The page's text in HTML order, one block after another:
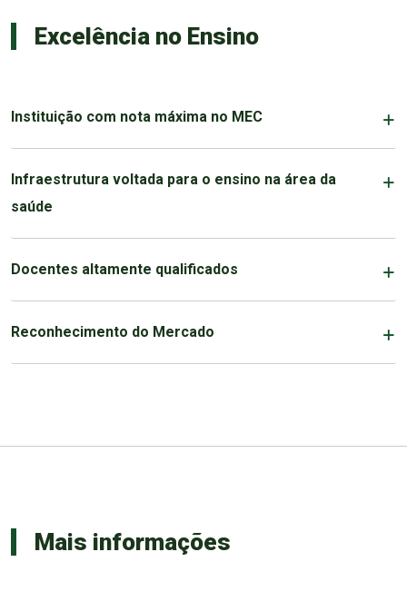
Excelência no Ensino
Instituição com nota máxima no MEC
Infraestrutura voltada para o ensino na área da
saúde
Docentes altamente qualificados
Reconhecimento do Mercado
Mais informações